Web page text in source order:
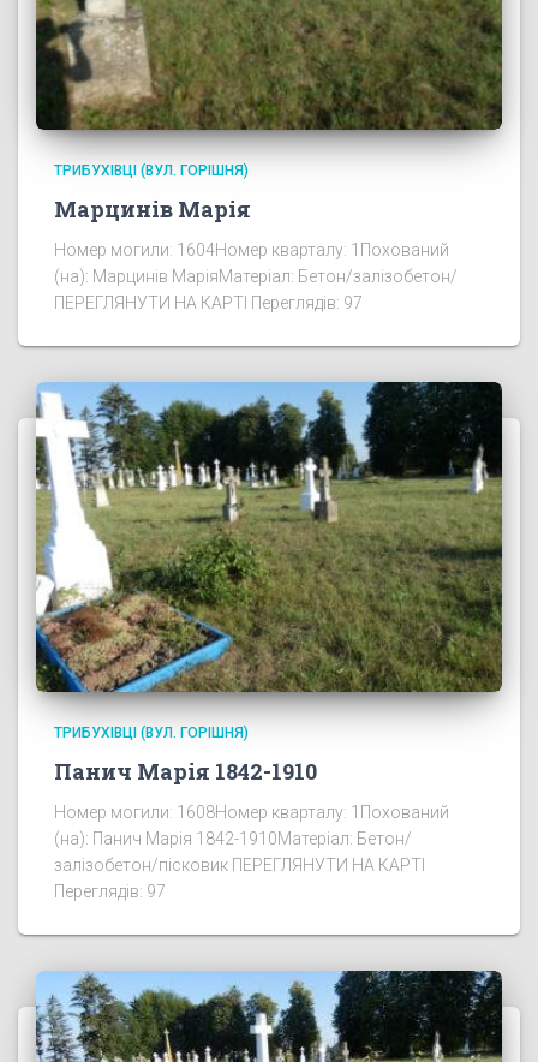
ТРИБУХІВЦІ (ВУЛ. ГОРІШНЯ)
Марцинів Марія
Номер могили: 1604Номер кварталу: 1Похований
(на): Марцинів МаріяМатеріал: Бетон/залізобетон/
ПЕРЕГЛЯНУТИ НА КАРТІ Переглядів: 97
ТРИБУХІВЦІ (ВУЛ. ГОРІШНЯ)
Панич Марія 1842-1910
Номер могили: 1608Номер кварталу: 1Похований
(на): Панич Марія 1842-1910Матеріал: Бетон/
залізобетон/пісковик ПЕРЕГЛЯНУТИ НА КАРТІ
Переглядів: 97